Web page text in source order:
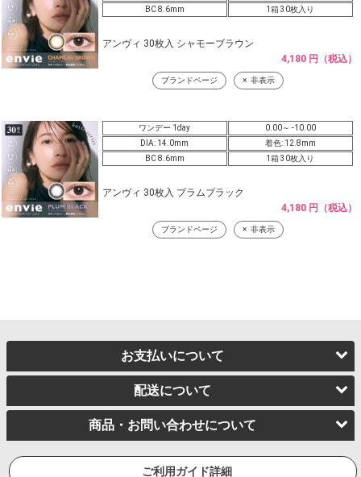
BC 8.6mm
1箱 30枚入り
アンヴィ 30枚入 シャモーブラウン
4,180 円（税込）
ブランドページ 非表示
ワンデー 1day
0.00～ -10.00
DIA: 14.0mm
着色: 12.8mm
BC 8.6mm
1箱 30枚入り
アンヴィ 30枚入 プラムブラック
4,180 円（税込）
ブランドページ 非表示
お支払いについて
配送について
商品・お問い合わせについて
ご利用ガイド詳細